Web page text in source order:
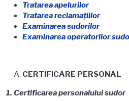
Tratarea apelurilor
Tratarea reclamaţiilor
Examinarea sudorilor
Examinarea operatorilor
CERTIFICARE PERSONAL
1. Certificarea personalului sudor